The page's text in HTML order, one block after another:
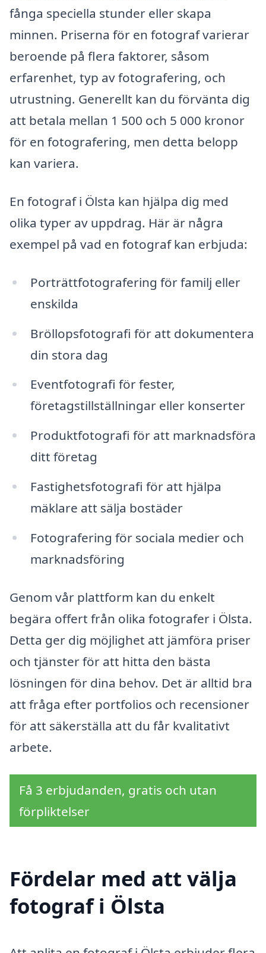
fånga speciella stunder eller skapa
minnen. Priserna för en fotograf varierar
beroende på flera faktorer, såsom
erfarenhet, typ av fotografering, och
utrustning. Generellt kan du förvänta dig
att betala mellan 1 500 och 5 000 kronor
för en fotografering, men detta belopp
kan variera.
En fotograf i Ölsta kan hjälpa dig med
olika typer av uppdrag. Här är några
exempel på vad en fotograf kan erbjuda:
Porträttfotografering för familj eller
enskilda
Bröllopsfotografi för att dokumentera
din stora dag
Eventfotografi för fester,
företagstillställningar eller konserter
Produktfotografi för att marknadsföra
ditt företag
Fastighetsfotografi för att hjälpa
mäklare att sälja bostäder
Fotografering för sociala medier och
marknadsföring
Genom vår plattform kan du enkelt
begära offert från olika fotografer i Ölsta.
Detta ger dig möjlighet att jämföra priser
och tjänster för att hitta den bästa
lösningen för dina behov. Det är alltid bra
att fråga efter portfolios och recensioner
för att säkerställa att du får kvalitativt
arbete.
Få 3 erbjudanden, gratis och utan
förpliktelser
Fördelar med att välja
fotograf i Ölsta